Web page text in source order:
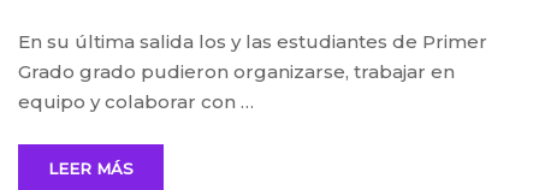
En su última salida los y las estudiantes de Primer
Grado grado pudieron organizarse, trabajar en
equipo y colaborar con …
LEER MÁS